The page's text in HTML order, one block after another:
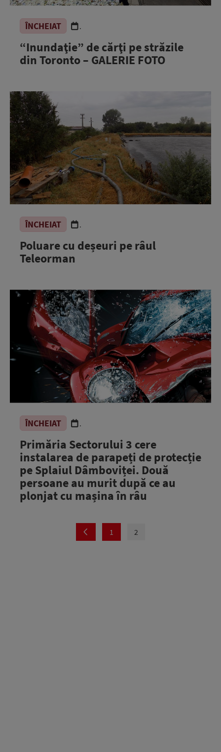
ÎNCHEIAT .
“Inundaţie” de cărţi pe străzile
din Toronto – GALERIE FOTO
ÎNCHEIAT .
Poluare cu deșeuri pe râul
Teleorman
ÎNCHEIAT .
Primăria Sectorului 3 cere
instalarea de parapeți de protecție
pe Splaiul Dâmboviței. Două
persoane au murit după ce au
plonjat cu mașina în râu
1 2